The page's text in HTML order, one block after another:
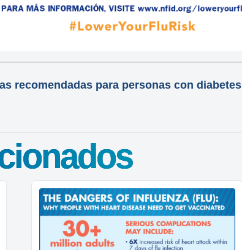
recomendadas para personas con diabetes